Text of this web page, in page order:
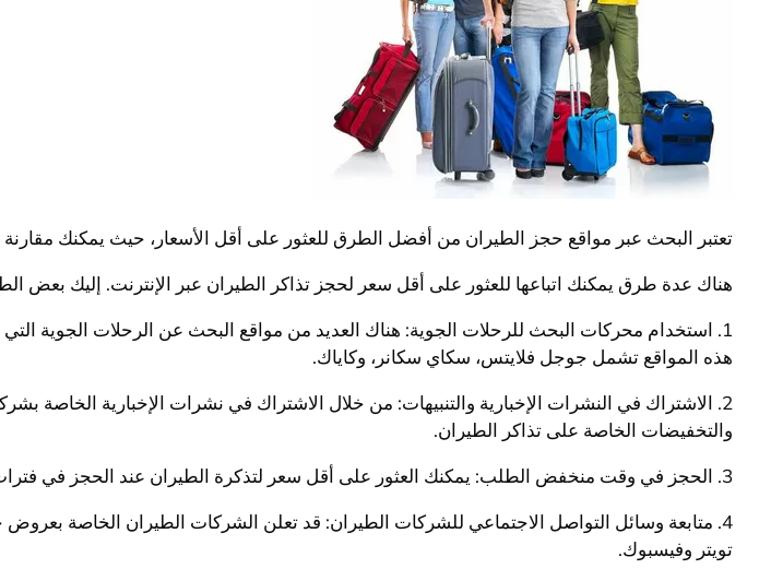
تعتبر البحث عبر مواقع حجز الطيران من أفضل الطرق للعثور على أقل الأسعار، حيث يمكنك مقارنة
هناك عدة طرق يمكنك اتباعها للعثور على أقل سعر لحجز تذاكر الطيران عبر الإنترنت. إليك بعض
1. استخدام محركات البحث للرحلات الجوية: هناك العديد من مواقع البحث عن الرحلات الجوية
هذه المواقع تشمل جوجل فلايتس، سكاي سكانر، وكاياك.
2. الاشتراك في النشرات الإخبارية والتنبيهات: من خلال الاشتراك في نشرات الإخبارية
والتخفيضات الخاصة على تذاكر الطيران.
3. الحجز في وقت منخفض الطلب: يمكنك العثور على أقل سعر لتذكرة الطيران عند الحجز في فترات منخفضة الطلب مثل الأيام الواقعة خارج فترات العطلات والأحداث الكبيرة.
4. متابعة وسائل التواصل الاجتماعي للشركات الطيران: قد تعلن الشركات الطيران الخاصة
تويتر وفيسبوك.